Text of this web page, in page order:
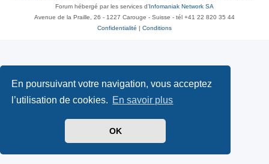
En poursuivant votre navigation, vous acceptez
l’utilisation de cookies. En savoir plus
OK
Forum hébergé par les services d’ Infomaniak Network SA
Avenue de la Praille, 26 - 1227 Carouge - Suisse - tél +41 22 820 35 44
Confidentialité
Conditions